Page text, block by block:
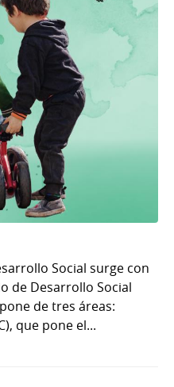
Social surge con
de Desarrollo Social
de tres áreas:
que pone el...